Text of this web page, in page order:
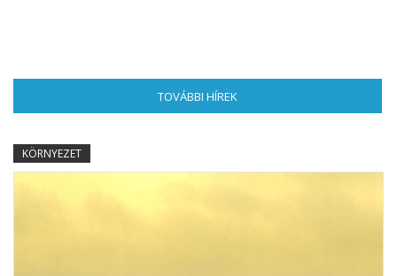
TOVÁBBI HÍREK
KÖRNYEZET